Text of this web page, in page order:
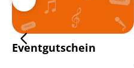
Eventgutschein